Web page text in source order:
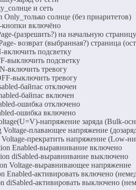
и сеть
Only_только солнце (без приаритетов)
кнопки включёно
(разрешить?) на начальную
возврат (выбранная?) страница
подсветку
выключить подсветку
включить тревогу
выключить тревогу
байпас отключен
байпас включен
ошибка отключено
ошибка включено
напряжение заряда (Bulk-
плавающее напряжение
прекратить напряжение (Low-
Enabled-выравнивание включено
diSabled-выравнивание выключено
Voltage-выравнивающее напряжение
Enabled-активировать включено
diSabled-активировать выключено